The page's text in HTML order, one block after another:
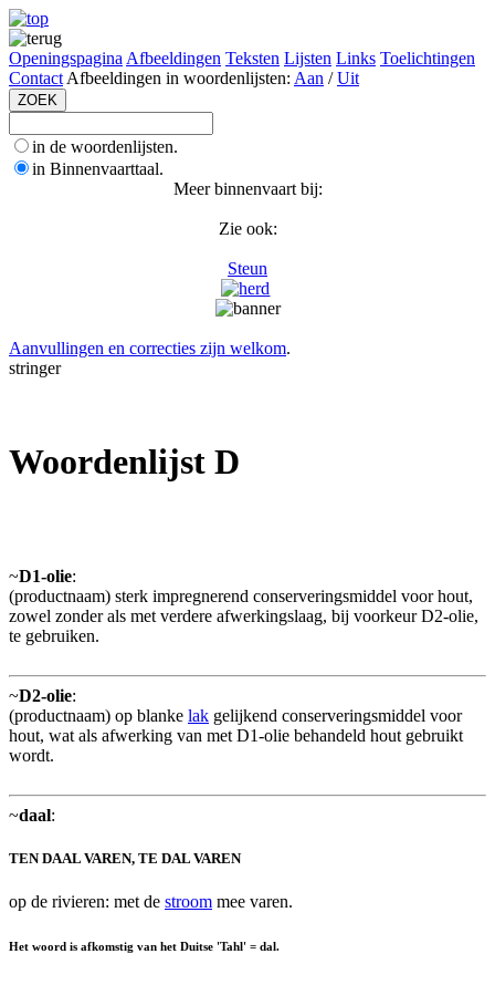
Openingspagina Afbeeldingen Teksten Lijsten Links Toelichtingen
Contact Afbeeldingen in woordenlijsten: Aan /Uit
in de woordenlijsten.
in Binnenvaarttaal.
Meer binnenvaart bij:
Zie ook:
Steun
Aanvullingen en correcties zijn welkom.
stringer
Woordenlijst D
~D1-olie:
(productnaam) sterk impregnerend conserveringsmiddel voor hout,
zowel zonder als met verdere afwerkingslaag, bij voorkeur D2-olie,
te gebruiken.
~D2-olie:
(productnaam) op blanke lak gelijkend conserveringsmiddel voor
hout, wat als afwerking van met D1-olie behandeld hout gebruikt
wordt.
~daal:
TEN DAAL VAREN, TE DAL VAREN
op de rivieren: met de stroom mee varen.
Het woord is afkomstig van het Duitse 'Tahl' = dal.